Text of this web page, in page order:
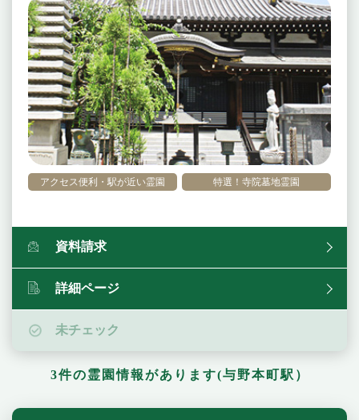
アクセス便利・駅が近い霊園 特選！寺院墓地霊園
資料請求
詳細ページ
未チェック
3件の霊園情報があります(与野本町駅）